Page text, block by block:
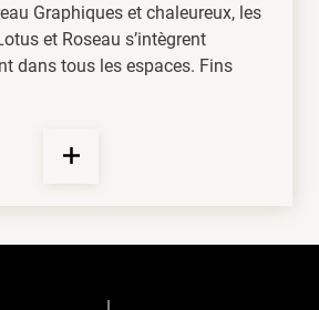
Graphiques et chaleureux, les
et Roseau s’intègrent
dans tous les espaces. Fins